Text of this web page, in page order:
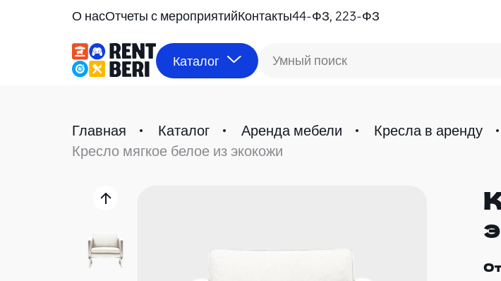
О насОтчеты с мероприятийКонтакты44-ФЗ, 223-ФЗ
Каталог Умный поиск
Главная Каталог Аренда мебели Кресла в аренду
Кресло мягкое белое из экокожи